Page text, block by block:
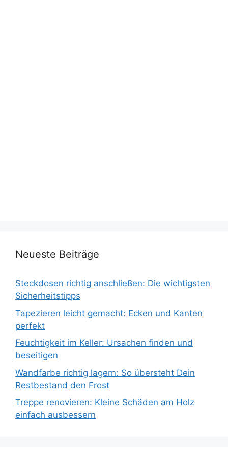
Neueste Beiträge
Steckdosen richtig anschließen: Die wichtigsten
Sicherheitstipps
Tapezieren leicht gemacht: Ecken und Kanten
perfekt
Feuchtigkeit im Keller: Ursachen finden und
beseitigen
Wandfarbe richtig lagern: So übersteht Dein
Restbestand den Frost
Treppe renovieren: Kleine Schäden am Holz
einfach ausbessern